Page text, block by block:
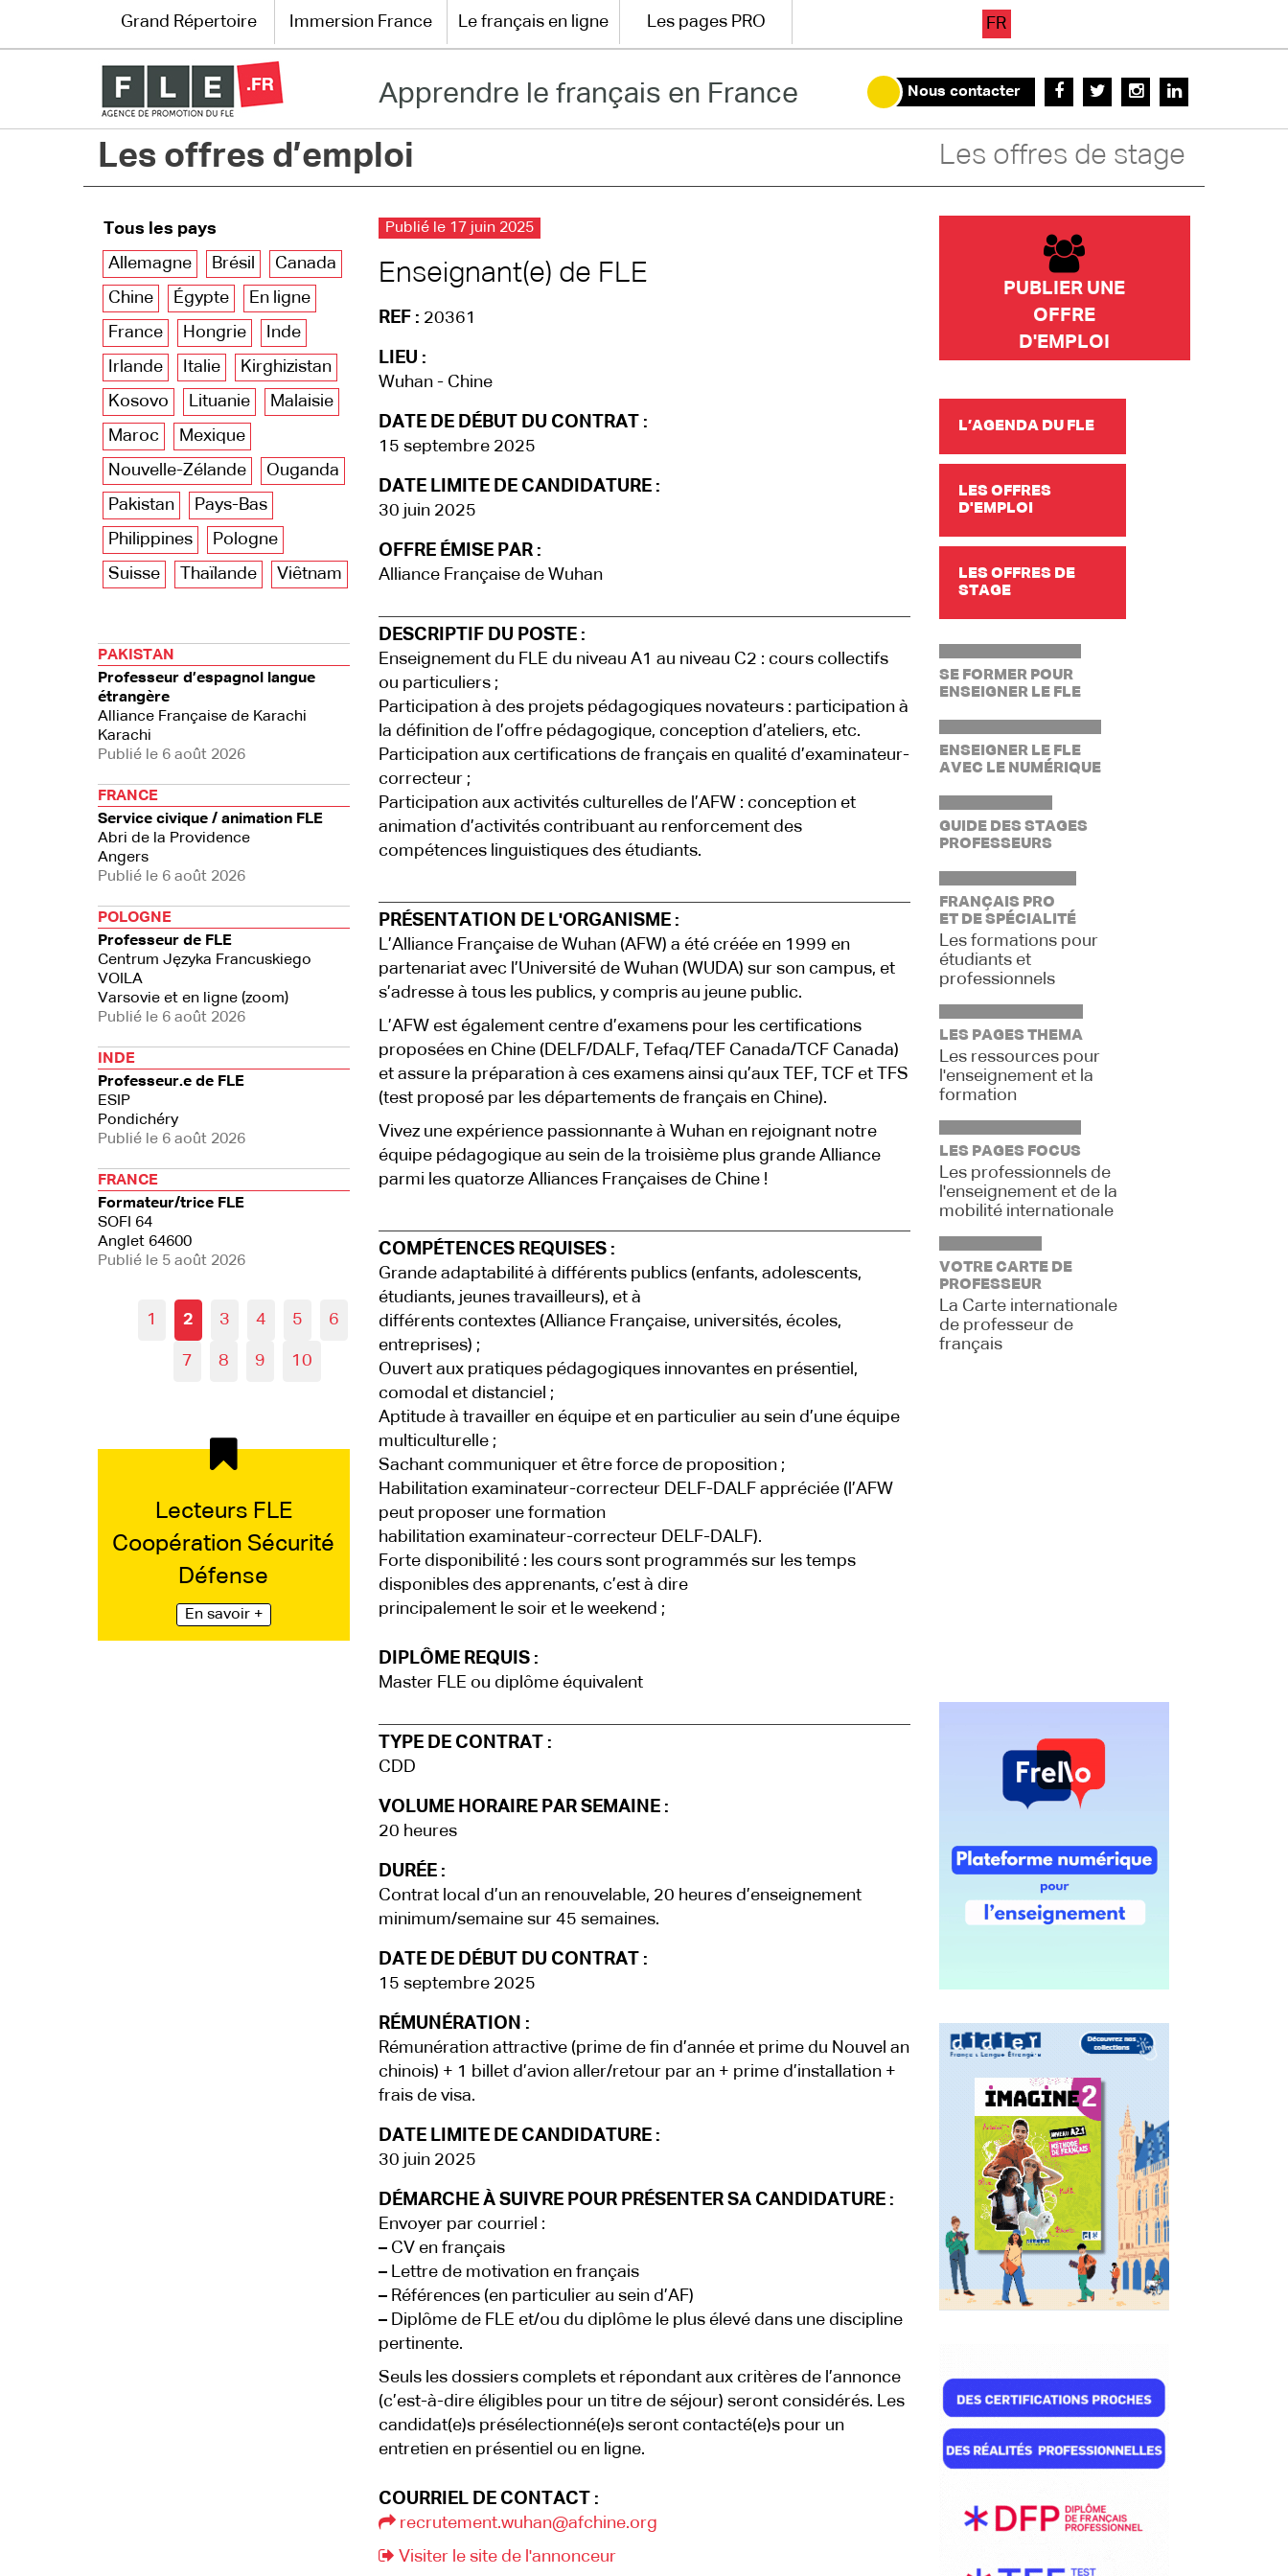
Grand Répertoire
Immersion France
Les pages PRO
Grand Répertoire Immersion France Le français en ligne Les pages PRO FR
Apprendre le français en France Nous contacter
Les offres d’emploi Les offres de stage
Tous les pays
Allemagne
Brésil
Canada
Chine
Égypte
En ligne
France
Hongrie
Inde
Irlande
Italie
Kirghizistan
Kosovo
Lituanie
Malaisie
Maroc
Mexique
Nouvelle-Zélande
Ouganda
Pakistan
Pays-Bas
Philippines
Pologne
Suisse
Thaïlande Viêtnam
PAKISTAN
Professeur d’espagnol langue
étrangère
Alliance Française de Karachi
Karachi
Publié le 6 août 2026
FRANCE
Service civique / animation FLE
Abri de la Providence
Angers
Publié le 6 août 2026
POLOGNE
Professeur de FLE
Centrum Języka Francuskiego
VOILA
Varsovie et en ligne (zoom)
Publié le 6 août 2026
INDE
Professeur.e de FLE
ESIP
Pondichéry
Publié le 6 août 2026
FRANCE
Formateur/trice FLE
SOFI 64
Anglet 64600
Publié le 5 août 2026
1 2 3 4 5 6
7 8 9 10
Lecteurs FLE
Coopération Sécurité
Défense
En savoir +
Publié le 17 juin 2025
Enseignant(e) de FLE
REF : 20361
LIEU :
Wuhan - Chine
DATE DE DÉBUT DU CONTRAT :
15 septembre 2025
DATE LIMITE DE CANDIDATURE :
30 juin 2025
OFFRE ÉMISE PAR :
Alliance Française de Wuhan
DESCRIPTIF DU POSTE :
Enseignement du FLE du niveau A1 au niveau C2 : cours collectifs
ou particuliers ;
Participation à des projets pédagogiques novateurs : participation à
la définition de l’offre pédagogique, conception d’ateliers, etc.
Participation aux certifications de français en qualité d’examinateur-
correcteur ;
Participation aux activités culturelles de l’AFW : conception et
animation d’activités contribuant au renforcement des
compétences linguistiques des étudiants.
PRÉSENTATION DE L'ORGANISME :
L’Alliance Française de Wuhan (AFW) a été créée en 1999 en
partenariat avec l’Université de Wuhan (WUDA) sur son campus, et
s’adresse à tous les publics, y compris au jeune public.
L’AFW est également centre d’examens pour les certifications
proposées en Chine (DELF/DALF, Tefaq/TEF Canada/TCF Canada)
et assure la préparation à ces examens ainsi qu’aux TEF, TCF et TFS
(test proposé par les départements de français en Chine).
Vivez une expérience passionnante à Wuhan en rejoignant notre
équipe pédagogique au sein de la troisième plus grande Alliance
parmi les quatorze Alliances Françaises de Chine !
COMPÉTENCES REQUISES :
Grande adaptabilité à différents publics (enfants, adolescents,
étudiants, jeunes travailleurs), et à
différents contextes (Alliance Française, universités, écoles,
entreprises) ;
Ouvert aux pratiques pédagogiques innovantes en présentiel,
comodal et distanciel ;
Aptitude à travailler en équipe et en particulier au sein d’une équipe
multiculturelle ;
Sachant communiquer et être force de proposition ;
Habilitation examinateur-correcteur DELF-DALF appréciée (l’AFW
peut proposer une formation
habilitation examinateur-correcteur DELF-DALF).
Forte disponibilité : les cours sont programmés sur les temps
disponibles des apprenants, c’est à dire
principalement le soir et le weekend ;
DIPLÔME REQUIS :
Master FLE ou diplôme équivalent
TYPE DE CONTRAT :
CDD
VOLUME HORAIRE PAR SEMAINE :
20 heures
DURÉE :
Contrat local d’un an renouvelable, 20 heures d’enseignement
minimum/semaine sur 45 semaines.
DATE DE DÉBUT DU CONTRAT :
15 septembre 2025
RÉMUNÉRATION :
Rémunération attractive (prime de fin d’année et prime du Nouvel an
chinois) + 1 billet d’avion aller/retour par an + prime d’installation +
frais de visa.
DATE LIMITE DE CANDIDATURE :
30 juin 2025
DÉMARCHE À SUIVRE POUR PRÉSENTER SA CANDIDATURE :
Envoyer par courriel :
–CV en français
–Lettre de motivation en français
–Références (en particulier au sein d’AF)
–Diplôme de FLE et/ou du diplôme le plus élevé dans une discipline
pertinente.
Seuls les dossiers complets et répondant aux critères de l’annonce
(c’est-à-dire éligibles pour un titre de séjour) seront considérés. Les
candidat(e)s présélectionné(e)s seront contacté(e)s pour un
entretien en présentiel ou en ligne.
COURRIEL DE CONTACT :
recrutement.wuhan@afchine.org
Visiter le site de l'annonceur
PUBLIER UNE
OFFRE
D'EMPLOI
L’AGENDA DU FLE
LES OFFRES
D'EMPLOI
LES OFFRES DE
STAGE
SE FORMER POUR
ENSEIGNER LE FLE
ENSEIGNER LE FLE
AVEC LE NUMÉRIQUE
GUIDE DES STAGES
PROFESSEURS
FRANÇAIS PRO
ET DE SPÉCIALITÉ
Les formations pour
étudiants et
professionnels
LES PAGES THEMA
Les ressources pour
l'enseignement et la
formation
LES PAGES FOCUS
Les professionnels de
l'enseignement et de la
mobilité internationale
VOTRE CARTE DE
PROFESSEUR
La Carte internationale
de professeur de
français